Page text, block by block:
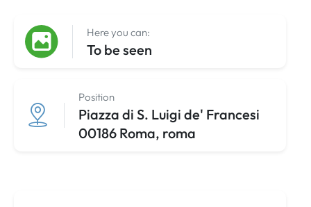
Here you can:
To be seen
Position
Piazza di S. Luigi de' Francesi
00186 Roma, roma